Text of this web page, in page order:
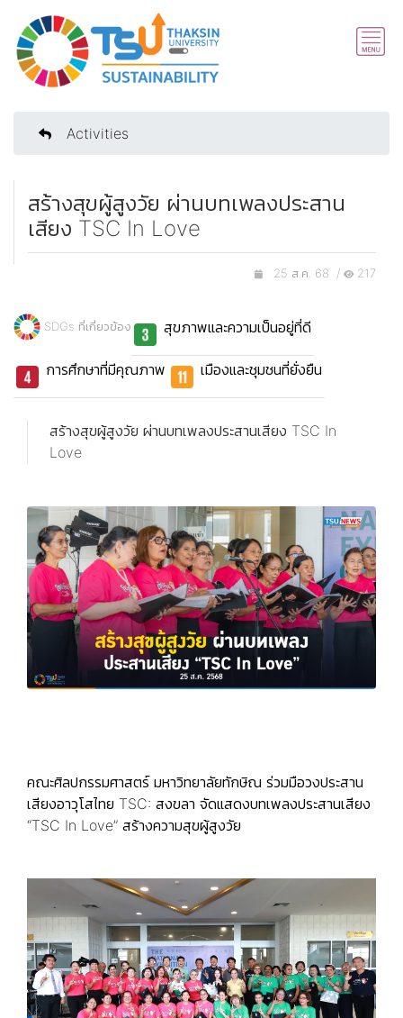
Activities
สร้างสุขผู้สูงวัย ผ่านบทเพลงประสาน
เสียง TSC In Love
25 ส.ค. 68 / 217
SDGs ที่เกี่ยวข้อง สุขภาพและความเป็นอยู่ที่ดี
การศึกษาที่มีคุณภาพ เมืองและชุมชนที่ยั่งยืน
สร้างสุขผู้สูงวัย ผ่านบทเพลงประสานเสียง TSC In
Love
คณะศิลปกรรมศาสตร์ มหาวิทยาลัยทักษิณ ร่วมมือวงประสาน
เสียงอาวุโสไทย TSC: สงขลา จัดแสดงบทเพลงประสานเสียง
“TSC In Love” สร้างความสุขผู้สูงวัย